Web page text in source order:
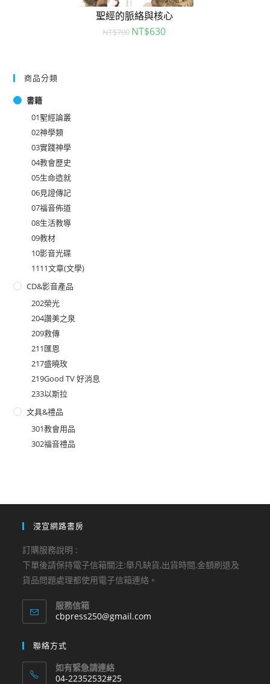
聖經的脈絡與核心
NT$700 NT$630
商品分類
書籍
01聖經論叢
02神學類
03實踐神學
04教會歷史
05生命造就
06見證傳記
07福音佈道
08生活教導
09教材
10影音光碟
1111文章(文學)
CD&影音產品
202榮光
204讚美之泉
209救傳
211匯恩
217盛曉玫
219Good TV 好消息
233以斯拉
文具&禮品
301教會用品
302福音禮品
浸宣網路書房
訂購服務說明 :
下單後請保持電子信箱關注:舉凡缺貨,出貨時間,金額刷退及
貨品問題處理都使用電子信箱連絡。
服務信箱
cbpress250@gmail.com
聯絡方式
如有緊急請連絡
04-22352532#25